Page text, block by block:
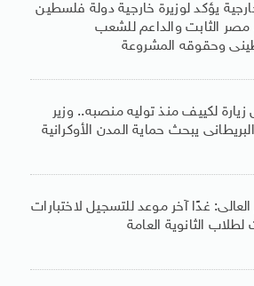
يؤكد لوزيرة خارجية دولة فلسطين
الثابت والداعم للشعب
وحقوقه المشروعة
لكييف منذ توليه منصبه.. وزير
يبحث حماية المدن الأوكرانية
العالى: غدًا آخر موعد للتسجيل لاختبارات
لطلاب الثانوية العامة